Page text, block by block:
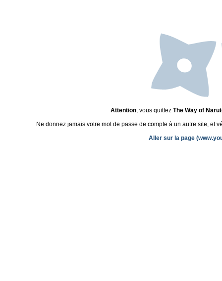
Attention, vous quittez The Way of
Ne donnez jamais votre mot de passe de compte à un autre site, et
Aller sur la page